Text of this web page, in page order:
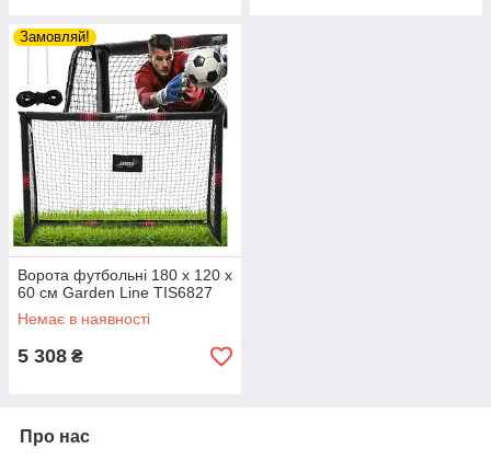
Замовляй!
Ворота футбольні 180 х 120 х
60 см Garden Line TIS6827
Немає в наявності
5 308 ₴
Про нас